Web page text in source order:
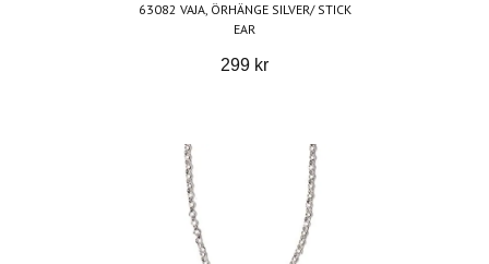
63082 VAJA, ÖRHÄNGE SILVER/ STICK
EAR
299 kr